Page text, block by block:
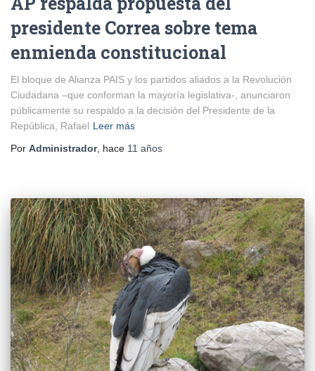
presidente Correa sobre tema
enmienda constitucional
El bloque de Alianza PAIS y los partidos aliados a la Revolución
Ciudadana –que conforman la mayoría legislativa-, anunciaron
públicamente su respaldo a la decisión del Presidente de la
República, Rafael Leer más
Por Administrador, hace 11 años